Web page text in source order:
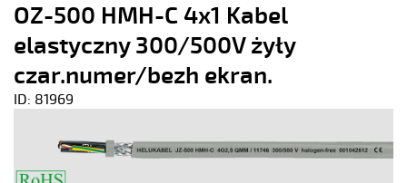
OZ-500 HMH-C 4x1 Kabel
elastyczny 300/500V żyły
czar.numer/bezh ekran.
ID: 81969